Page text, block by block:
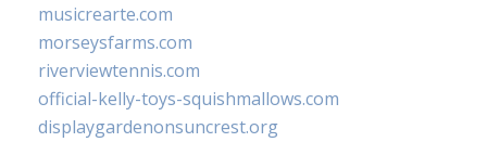
musicrearte.com
morseysfarms.com
riverviewtennis.com
official-kelly-toys-squishmallows.com
displaygardenonsuncrest.org